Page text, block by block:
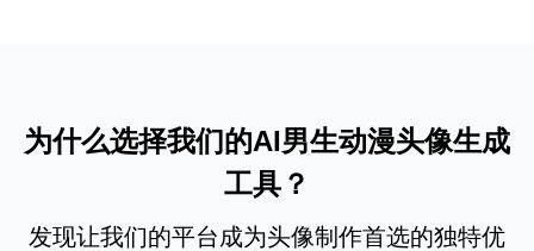
为什么选择我们的AI男生动漫头像生成
工具？
发现让我们的平台成为头像制作首选的独特优